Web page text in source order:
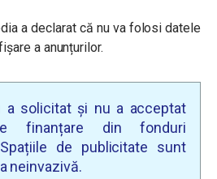
a declarat că nu va folosi datele
a anunțurilor.
a solicitat și nu a acceptat
finanțare din fonduri
de publicitate sunt
neinvazivă.